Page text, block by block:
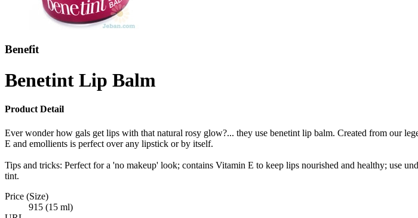
Benefit
Benetint Lip Balm
Product Detail
Ever wonder how gals get lips with that natural rosy glow?... they use benetint lip balm. Created from our
E and emollients is perfect over any lipstick or by itself.
Tips and tricks: Perfect for a 'no makeup' look; contains Vitamin E to keep lips nourished and healthy; use
tint.
Price (Size)
915 (15 ml)